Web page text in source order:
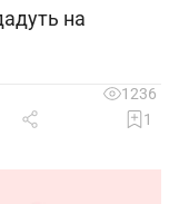
на
1236
1